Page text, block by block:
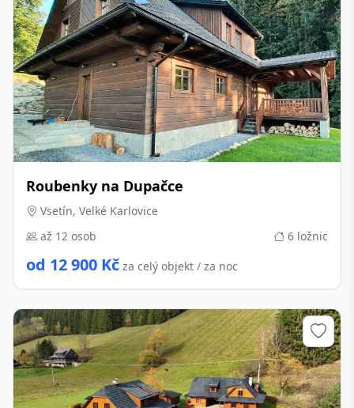
Roubenky na Dupačce
Vsetín, Velké Karlovice
až 12 osob
6 ložnic
od 12 900 Kč za celý objekt / za noc